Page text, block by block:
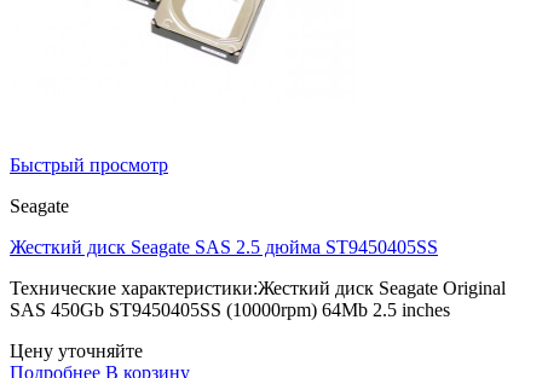
Быстрый просмотр
Seagate
Жесткий диск Seagate SAS 2.5 дюйма ST9450405SS
Технические характеристики:Жесткий диск Seagate Original
SAS 450Gb ST9450405SS (10000rpm) 64Mb 2.5 inches
Цену уточняйте
Подробнее В корзину